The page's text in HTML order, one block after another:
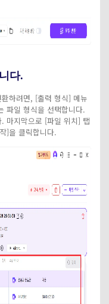
다.
하려면, [출력 형식] 메뉴
파일 형식을 선택합니다.
마지막으로 [파일 위치] 탭
]을 클릭합니다.